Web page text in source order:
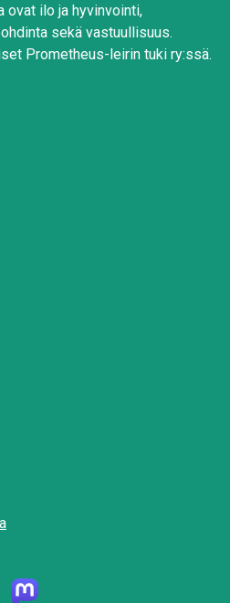
ovat ilo ja hyvinvointi,
sekä vastuullisuus.
Prometheus-leirin tuki ry:ssä.